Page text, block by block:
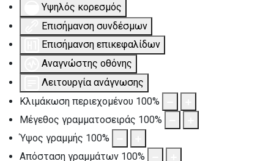
Υψηλός κορεσμός
Επισήμανση συνδέσμων
Επισήμανση επικεφαλίδων
Αναγνώστης οθόνης
Λειτουργία ανάγνωσης
Κλιμάκωση περιεχομένου 100%
Μέγεθος γραμματοσειράς 100%
Ύψος γραμμής 100%
Απόσταση γραμμάτων 100%